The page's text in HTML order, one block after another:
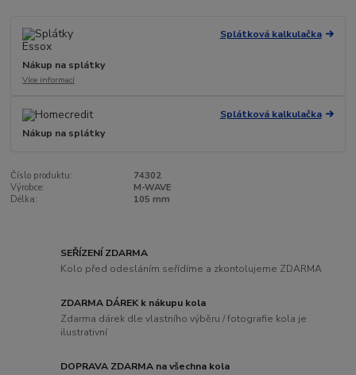
Splátková kalkulačka
Nákup na splátky
Více informací
Splátková kalkulačka
Nákup na splátky
Číslo produktu:
74302
Výrobce:
M-WAVE
Délka:
105 mm
SEŘÍZENÍ ZDARMA
Kolo před odesláním seřídíme a zkontolujeme ZDARMA
ZDARMA DÁREK k nákupu kola
Zdarma dárek dle vlastního výběru / fotografie kola je
ilustrativní
DOPRAVA ZDARMA na všechna kola